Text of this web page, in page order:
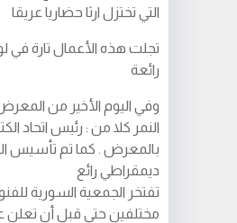
التي تختزل ارثا حضاريا عريقا
تجلت هذه الأعمال تارة في
رائعة
وفي اليوم الأخير من
النمر كلا من : رئيس اتحاد
بالمعرض . كما تم تأسيس
ديمقراطي رائع
تفتخر الجمعية السورية
مختلفين حتى قبل أن